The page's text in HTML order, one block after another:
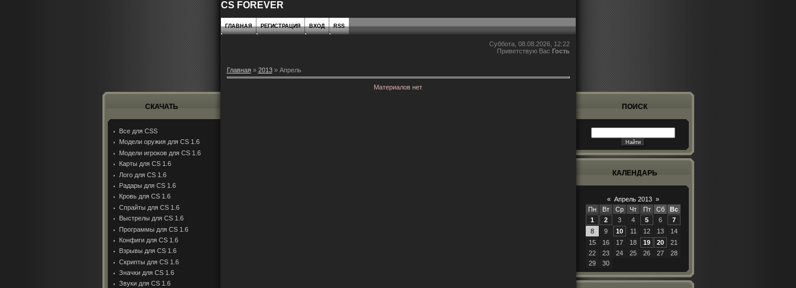
СКАЧАТЬ
Все для CSS
Модели оружия для CS 1.6
Модели игроков для CS 1.6
Карты для CS 1.6
Лого для CS 1.6
Радары для CS 1.6
Кровь для CS 1.6
Спрайты для CS 1.6
Выстрелы для CS 1.6
Программы для CS 1.6
Конфиги для CS 1.6
Взрывы для CS 1.6
Скрипты для CS 1.6
Значки для CS 1.6
Звуки для CS 1.6
CS FOREVER
ГЛАВНАЯ РЕГИСТРАЦИЯ ВХОД RSS
Суббота, 08.08.2026, 12:22
Приветствую Вас Гость
Главная» 2013 » Апрель
Материалов нет
ПОИСК
КАЛЕНДАРЬ
« Апрель 2013 »
Пн
Вт Ср Чт Пт Сб
Вс
1
2 3 4 5 6
7
8
9 10 11 12 13
14
15
16 17 18 19 20
21
22
23 24 25 26 27
28
29
30